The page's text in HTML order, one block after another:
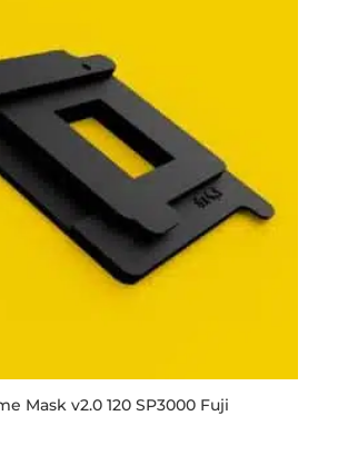
Mask v2.0 120 SP3000 Fuji